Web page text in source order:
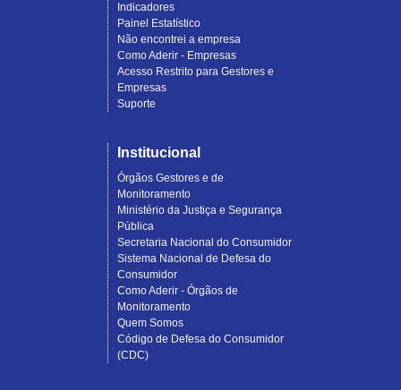
Indicadores
Painel Estatístico
Não encontrei a empresa
Como Aderir - Empresas
Acesso Restrito para Gestores e
Empresas
Suporte
Institucional
Órgãos Gestores e de
Monitoramento
Ministério da Justiça e Segurança
Pública
Secretaria Nacional do Consumidor
Sistema Nacional de Defesa do
Consumidor
Como Aderir - Órgãos de
Monitoramento
Quem Somos
Código de Defesa do Consumidor
(CDC)